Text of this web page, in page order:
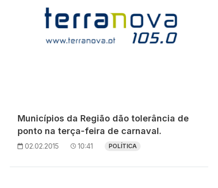
Municípios da Região dão tolerância de
ponto na terça-feira de carnaval.
02.02.2015 10:41 POLÍTICA